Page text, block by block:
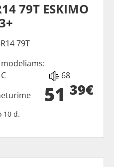
79T ESKIMO
79T
68
51 39€
10 d.